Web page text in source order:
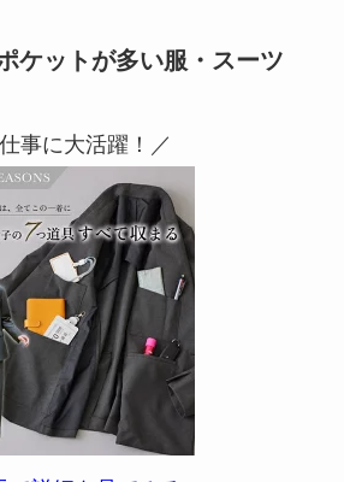
ケットが多い服・スーツ
事に大活躍！／